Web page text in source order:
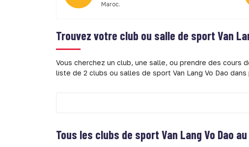
Maroc.
Trouvez votre club ou salle de sportVan
Vous cherchez un club, une salle, ou prendre des cours
liste de 2 clubs ou salles de sport Van Lang Vo Dao
Tous les clubs de sport Van Lang Vo Dao